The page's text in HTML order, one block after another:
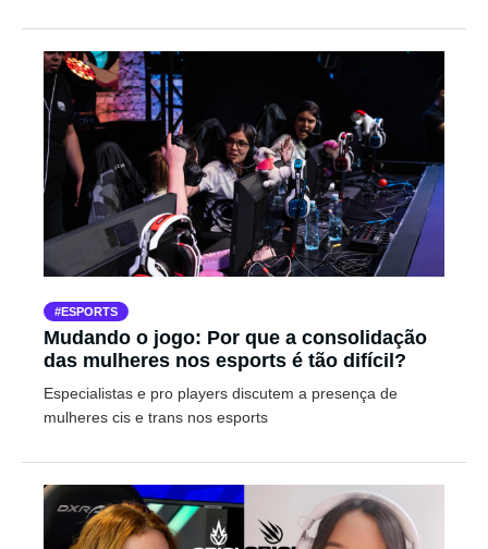
ESPORTS
Mudando o jogo: Por que a consolidação
das mulheres nos esports é tão difícil?
Especialistas e pro players discutem a presença de
mulheres cis e trans nos esports